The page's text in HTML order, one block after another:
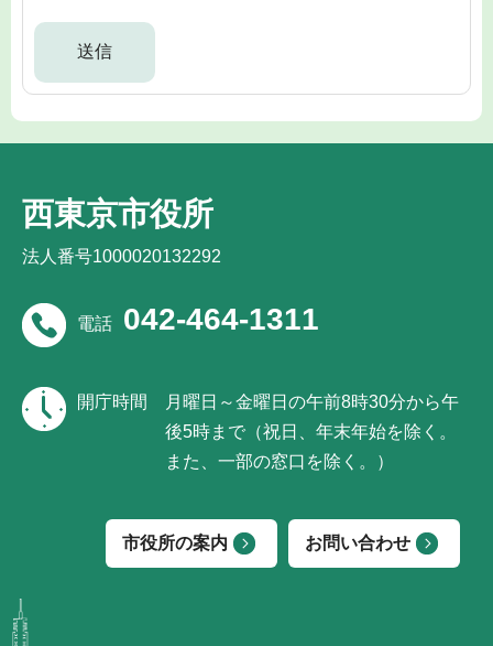
西東京市役所
法人番号1000020132292
電話 042-464-1311
開庁時間
月曜日～金曜日の午前8時30分から午
後5時まで（祝日、年末年始を除く。
また、一部の窓口を除く。）
市役所の案内 お問い合わせ